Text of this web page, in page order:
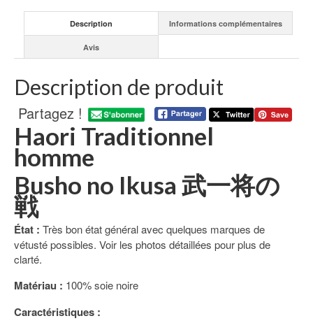
Description Informations complémentaires
Avis
Description de produit
Partagez !
Haori Traditionnel
homme
Busho no Ikusa 武一将の
戦
État : Très bon état général avec quelques marques de
vétusté possibles. Voir les photos détaillées pour plus de
clarté.
Matériau : 100% soie noire
Caractéristiques :